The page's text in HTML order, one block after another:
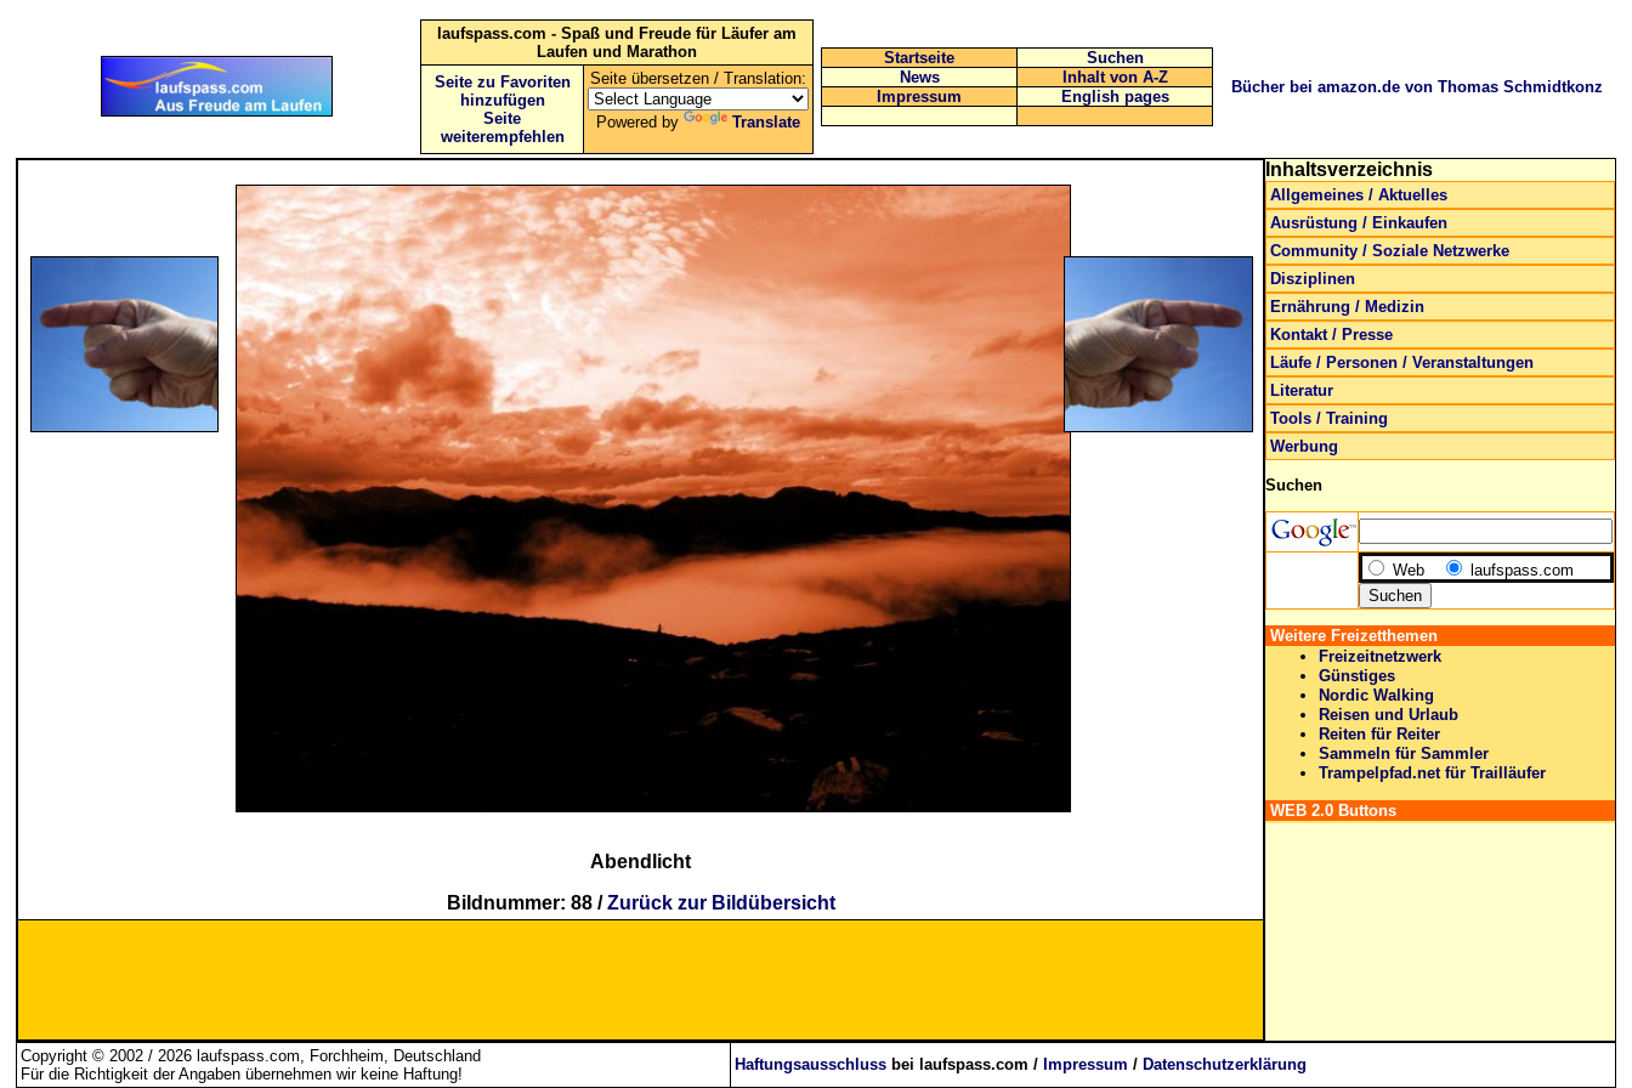
laufspass.com - Spaß und Freude für Läufer am
Laufen und Marathon
Seite zu Favoriten
hinzufügen
Seite
weiterempfehlen
Seite übersetzen / Translation:
Powered by Translate
Startseite
Suchen
News
Inhalt von A-Z
Impressum
English pages
Bücher bei amazon.de von Thomas Schmidtkonz
Abendlicht
Bildnummer: 88 /Zurück zur Bildübersicht
Inhaltsverzeichnis
Allgemeines / Aktuelles
Ausrüstung / Einkaufen
Community / Soziale Netzwerke
Disziplinen
Ernährung / Medizin
Kontakt / Presse
Läufe / Personen / Veranstaltungen
Literatur
Tools / Training
Werbung
Suchen
Web laufspass.com
Weitere Freizetthemen
Freizeitnetzwerk
Günstiges
Nordic Walking
Reisen und Urlaub
Reiten für Reiter
Sammeln für Sammler
Trampelpfad.net für Trailläufer
WEB 2.0 Buttons
Copyright © 2002 / 2026 laufspass.com, Forchheim, Deutschland
Für die Richtigkeit der Angaben übernehmen wir keine Haftung!
Haftungsausschluss bei laufspass.com / Impressum / Datenschutzerklärung